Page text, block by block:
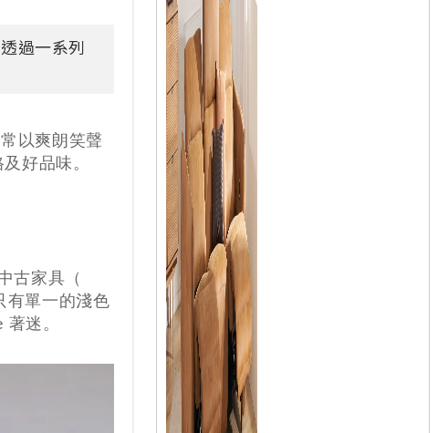
過一系列
以爽朗笑聲
好品味。
古家具（
有單一的淺色
迷。